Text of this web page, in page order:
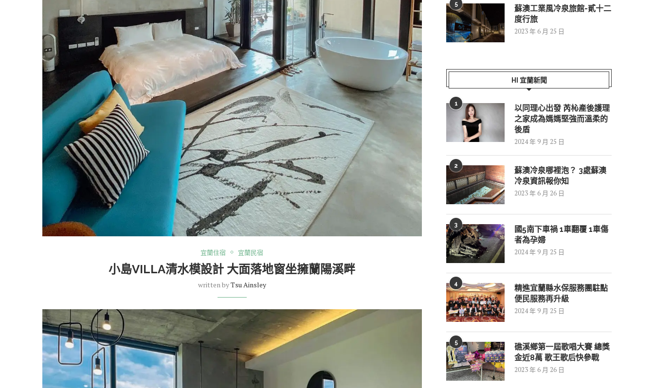
宜蘭住宿 宜蘭民宿
小島VILLA清水模設計 大面落地窗坐擁蘭陽溪畔
written byTsu Ainsley
5
蘇澳工業風冷泉旅館-貳十二
度行旅
2023 年 6 月 25 日
HI 宜蘭新聞
1
以同理心出發 芮杺產後護理
之家成為媽媽堅強而溫柔的
後盾
2024 年 9 月 25 日
2
蘇澳冷泉哪裡泡？ 3處蘇澳
冷泉資訊報你知
2023 年 6 月 26 日
3
國5南下車禍 1車翻覆 1車傷
者為孕婦
2024 年 9 月 25 日
4
精進宜蘭縣水保服務團駐點
便民服務再升級
2024 年 9 月 25 日
5
礁溪鄉第一屆歌唱大賽 總獎
金近8萬 歌王歌后快參戰
2023 年 6 月 26 日